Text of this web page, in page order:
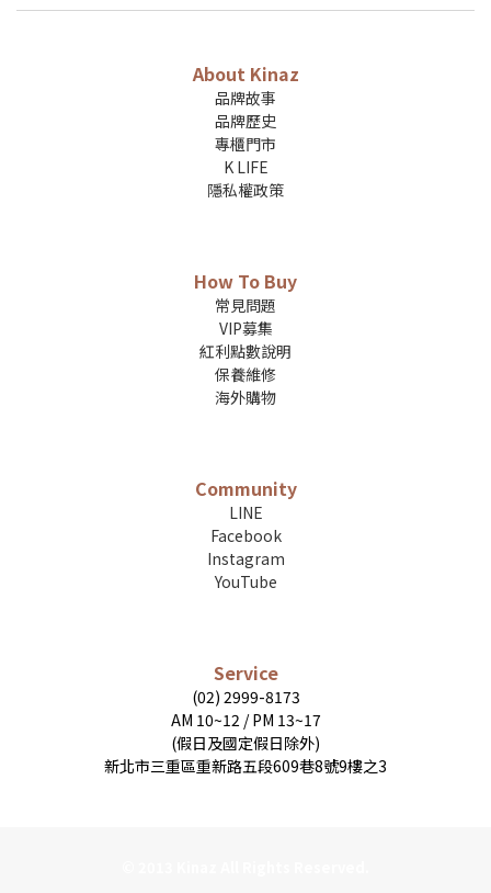
About Kinaz
品牌故事
品牌歷史
專櫃門市
K LIFE
隱私權政策
How To Buy
常見問題
VIP募集
紅利點數說明
保養維修
海外購物
Community
LINE
Facebook
Instagram
YouTube
Service
(02) 2999-8173
AM 10~12 / PM 13~17
(假日及國定假日除外)
新北市三重區重新路五段609巷8號9樓之3